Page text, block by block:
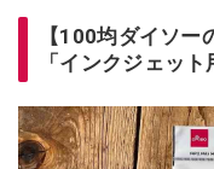
【100均ダイソ
「インクジェット